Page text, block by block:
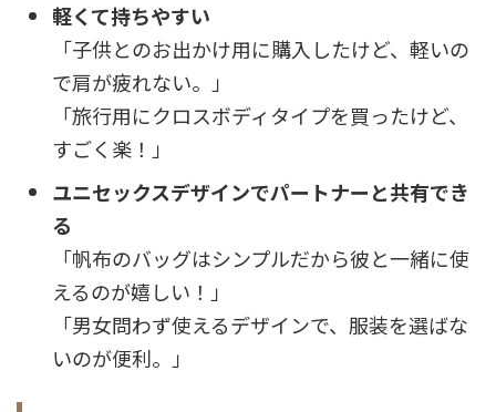
軽くて持ちやすい
「子供とのお出かけ用に購入したけど、軽いの
で肩が疲れない。」
「旅行用にクロスボディタイプを買ったけど、
すごく楽！」
ユニセックスデザインでパートナーと共有でき
る
「帆布のバッグはシンプルだから彼と一緒に使
えるのが嬉しい！」
「男女問わず使えるデザインで、服装を選ばな
いのが便利。」